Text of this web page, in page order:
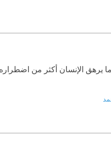
يرهق الإنسان أكثر من